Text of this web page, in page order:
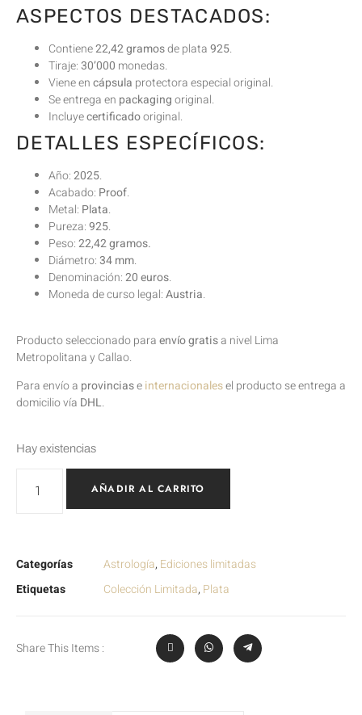
ASPECTOS DESTACADOS:
Contiene22,42 gramosde plata925.
Tiraje:30’000 monedas.
Viene encápsula protectora especial original.
Se entrega en packagingoriginal.
Incluyecertificadooriginal.
DETALLES ESPECÍFICOS:
Año:2025.
Acabado: Proof.
Metal: Plata.
Pureza:925.
Peso:22,42 gramos.
Diámetro:34 mm.
Denominación:20 euros.
Moneda de curso legal:Austria.
Producto seleccionado paraenvío gratisa nivel Lima
Metropolitana y Callao.
Para envío a provinciaseinternacionalesel producto se entrega a
domicilio vía DHL.
Hay existencias
AÑADIR AL CARRITO
Categorías Astrología, Ediciones limitadas
Etiquetas
Colección Limitada, Plata
Share This Items :